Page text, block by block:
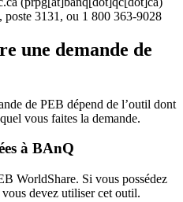
poste 3131, ou 1 800 363-9028
une demande de
de PEB dépend de l’outil dont
vous faites la demande.
à BAnQ
WorldShare. Si vous possédez
devez utiliser cet outil.